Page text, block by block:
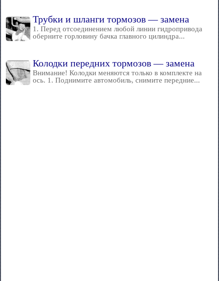
Трубки и шланги тормозов — замена
1. Перед отсоединением любой линии гидропривода
оберните горловину бачка главного цилиндра...
Колодки передних тормозов — замена
Внимание! Колодки меняются только в комплекте на
ось. 1. Поднимите автомобиль, снимите передние...